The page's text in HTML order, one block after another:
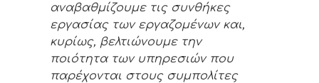
αναβαθμίζουμε τις συνθήκες
εργασίας των εργαζομένων και,
κυρίως, βελτιώνουμε την
ποιότητα των υπηρεσιών που
παρέχονται στους συμπολίτες